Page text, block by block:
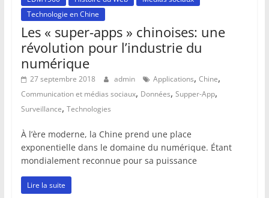
Technologie en Chine
Les « super-apps » chinoises: une
révolution pour l’industrie du
numérique
27 septembre 2018 admin Applications, Chine,
Communication et médias sociaux, Données, Supper-App,
Surveillance, Technologies
À l’ère moderne, la Chine prend une place
exponentielle dans le domaine du numérique. Étant
mondialement reconnue pour sa puissance
Lire la suite